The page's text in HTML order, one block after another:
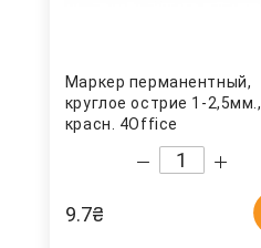
Маркер перманентный,
круглое острие 1-2,5мм.,
красн. 4Office
9.7₴